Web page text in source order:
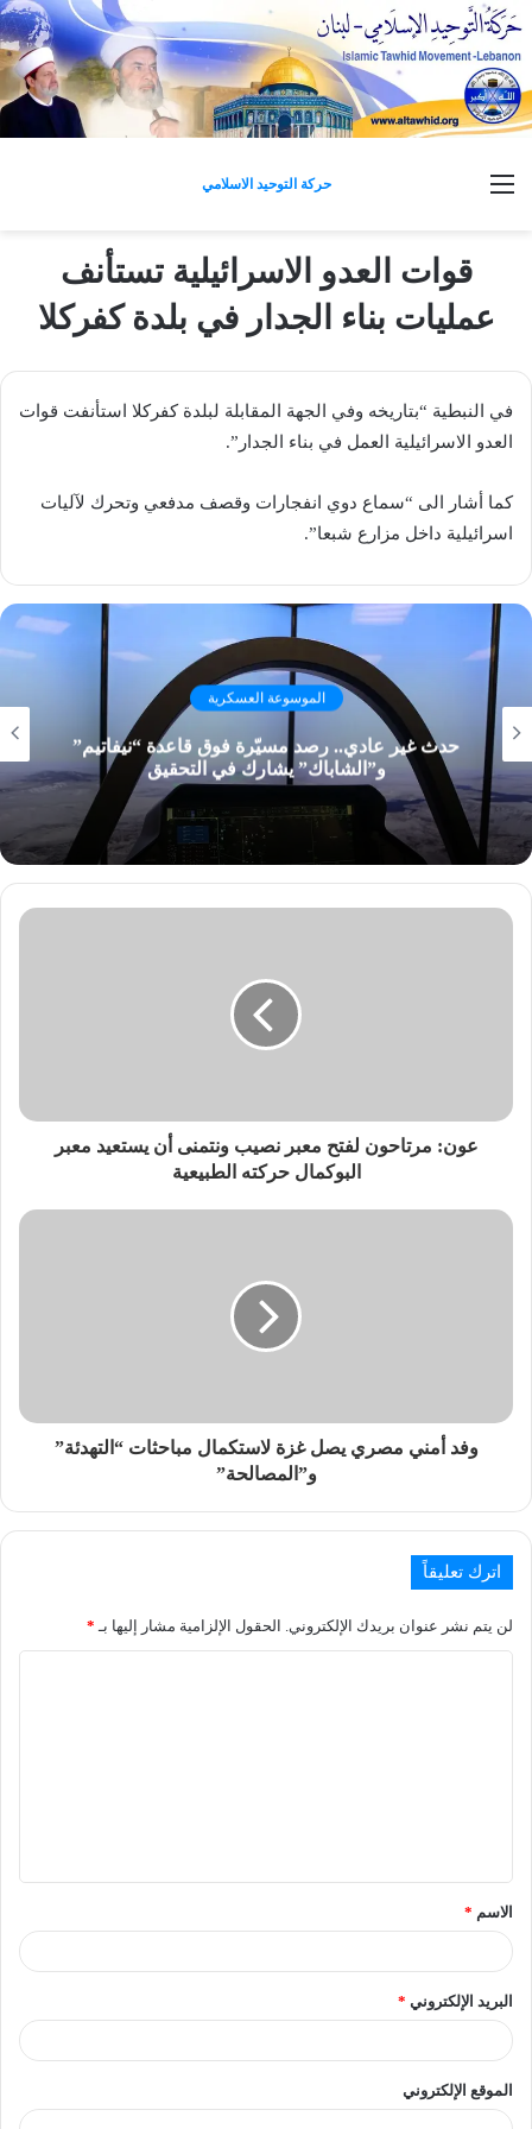
حركة التوحيد الاسلامي
قوات العدو الاسرائيلية تستأنف
عمليات بناء الجدار في بلدة كفركلا
في ​النبطية​ “بتاريخه وفي الجهة المقابلة ل​بلدة كفركلا​ استأنفت ​قوات
العدو الاسرائيلية​ العمل في بناء الجدار”.
كما أشار الى “سماع دوي انفجارات وقصف مدفعي وتحرك لآليات
اسرائيلية داخل ​مزارع شبعا​”.
الموسوعة العسكرية
حدث غير عادي.. رصد مسيّرة فوق قاعدة “نيفاتيم”
و”الشاباك” يشارك في التحقيق
عون: مرتاحون لفتح معبر نصيب ونتمنى أن يستعيد معبر
البوكمال حركته الطبيعية
وفد أمني مصري يصل غزة لاستكمال مباحثات “التهدئة”
و”المصالحة”
اترك تعليقاً
لن يتم نشر عنوان بريدك الإلكتروني. الحقول الإلزامية مشار إليها بـ *
الاسم *
البريد الإلكتروني *
الموقع الإلكتروني